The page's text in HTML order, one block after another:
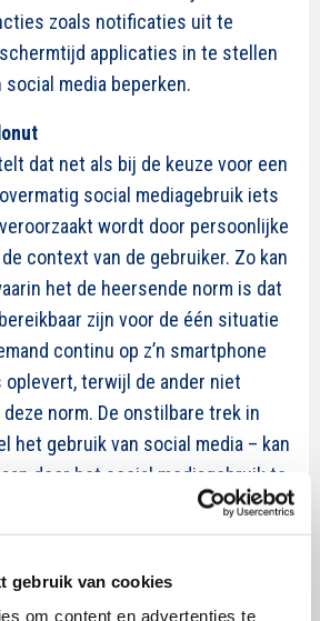
gebruik van cookies
om content en advertenties te
zoals notificaties uit te
applicaties in te stellen
media beperken.
dat net als bij de keuze voor een
social mediagebruik iets
wordt door persoonlijke
context van de gebruiker. Zo kan
het de heersende norm is dat
zijn voor de één situatie
continu op z’n smartphone
terwijl de ander niet
norm. De onstilbare trek in
het gebruik van social media – kan
door het social mediagebruik te
met iemands wensen en
kortstondige bevrediging van